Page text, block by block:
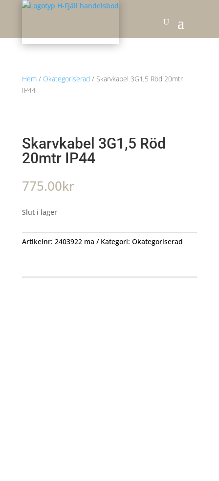
Hem/ Okategoriserad / Skarvkabel 3G1,5 Röd 20mtr
IP44
Skarvkabel 3G1,5 Röd
20mtr IP44
775.00kr
Slut i lager
Artikelnr: 2403922 ma Kategori: Okategoriserad